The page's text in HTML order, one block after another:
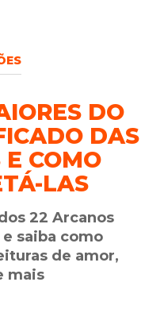
DO
DAS
COMO
LAS
22 Arcanos
saiba como
de amor,
mais